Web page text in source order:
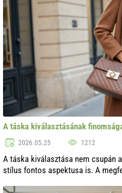
A táska kiválasztásának
2026.05.25 1212
A táska kiválasztása nem csupán
stílus fontos aspektusa is. A